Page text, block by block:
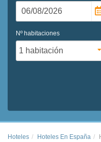
Nº habitaciones
Hoteles Hoteles En España